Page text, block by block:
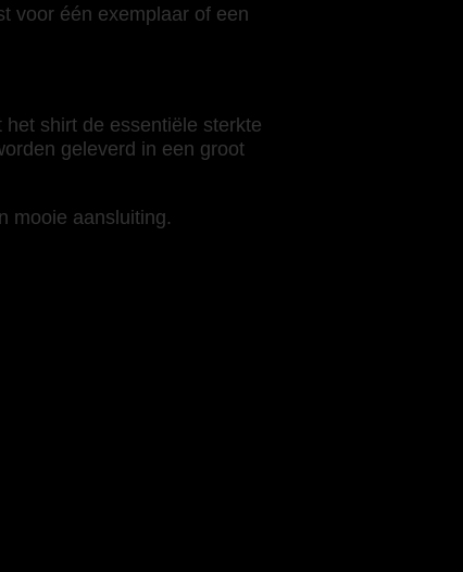
voor één exemplaar of een
shirt de essentiële sterkte
geleverd in een groot
mooie aansluiting.